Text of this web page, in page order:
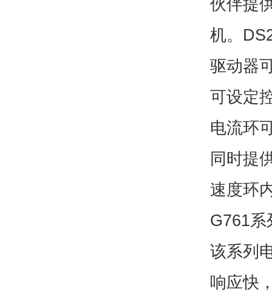
伙伴提
机。
驱动器
可设定
电流环
同时提
速度环
G761系
该系列
响应快